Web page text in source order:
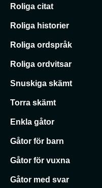
Roliga citat
Roliga historier
Roliga ordspråk
Roliga ordvitsar
Snuskiga skämt
Torra skämt
Enkla gåtor
Gåtor för barn
Gåtor för vuxna
Gåtor med svar